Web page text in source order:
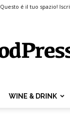
Questo é il tuo spazio!
WINE & DRINK